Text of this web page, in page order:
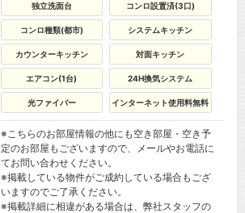
独立洗面台 コンロ設置済(3口)
コンロ種類(都市) システムキッチン
カウンターキッチン 対面キッチン
エアコン(1台) 24H換気システム
光ファイバー インターネット使用料無料
※こちらのお部屋情報の他にも空き部屋・空き予
定のお部屋もございますので、メールやお電話に
てお問い合わせください。
※掲載している物件がご成約している場合もござ
いますのでご了承ください。
※掲載詳細に相違がある場合は、弊社スタッフの